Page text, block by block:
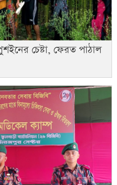
চেষ্টা, ফেরত পাঠাল